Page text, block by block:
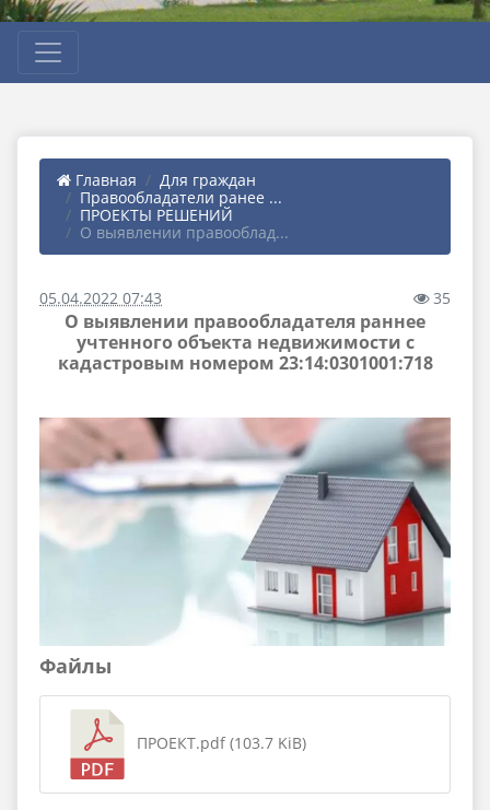
Главная
Для граждан
Правообладатели ранее ...
ПРОЕКТЫ РЕШЕНИЙ
О выявлении правооблад...
05.04.2022 07:43 35
О выявлении правообладателя раннее
учтенного объекта недвижимости с
кадастровым номером 23:14:0301001:718
Файлы
ПРОЕКТ.pdf (103.7 KiB)